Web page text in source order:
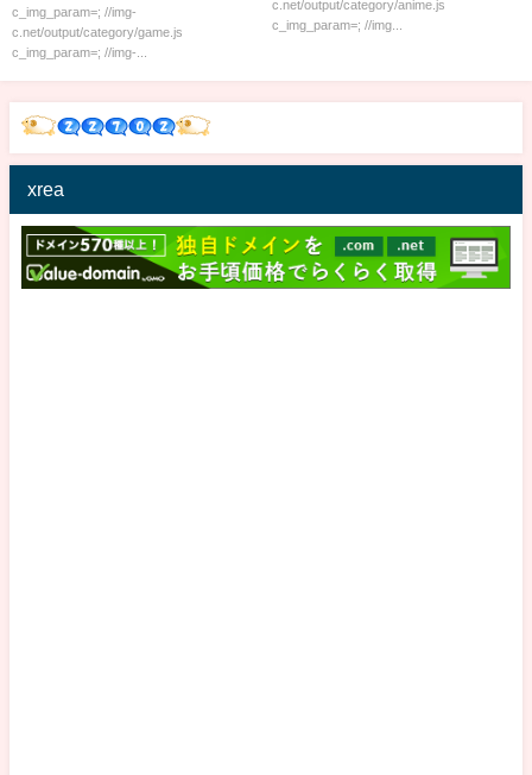
c_img_param=; //img-
c.net/output/category/game.js
c_img_param=; //img-...
c.net/output/category/anime.js
c_img_param=; //img...
xrea